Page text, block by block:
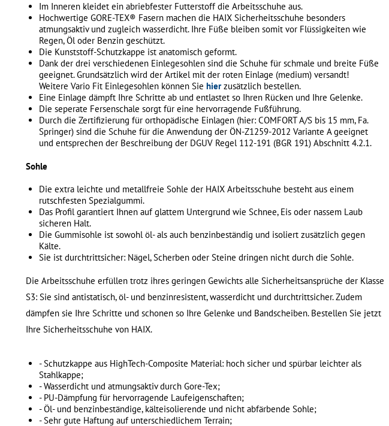
Im Inneren kleidet ein abriebfester Futterstoff die Arbeitsschuhe aus.
Hochwertige GORE-TEX® Fasern machen die HAIX Sicherheitsschuhe besonders
atmungsaktiv und zugleich wasserdicht. Ihre Füße bleiben somit vor Flüssigkeiten wie
Regen, Öl oder Benzin geschützt.
Die Kunststoff-Schutzkappe ist anatomisch geformt.
Dank der drei verschiedenen Einlegesohlen sind die Schuhe für schmale und breite Füße
geeignet. Grundsätzlich wird der Artikel mit der roten Einlage (medium) versandt!
Weitere Vario Fit Einlegesohlen können Sie hierzusätzlich bestellen.
Eine Einlage dämpft Ihre Schritte ab und entlastet so Ihren Rücken und Ihre Gelenke.
Die seperate Fersenschale sorgt für eine hervorragende Fußführung.
Durch die Zertifizierung für orthopädische Einlagen (hier: COMFORT A/S bis 15 mm, Fa.
Springer) sind die Schuhe für die Anwendung der ÖN-Z1259-2012 Variante A geeignet
und entsprechen der Beschreibung der DGUV Regel 112-191 (BGR 191) Abschnitt 4.2.1.
Sohle
Die extra leichte und metallfreie Sohle der HAIX Arbeitsschuhe besteht aus einem
rutschfesten Spezialgummi.
Das Profil garantiert Ihnen auf glattem Untergrund wie Schnee, Eis oder nassem Laub
sicheren Halt.
Die Gummisohle ist sowohl öl- als auch benzinbeständig und isoliert zusätzlich gegen
Kälte.
Sie ist durchtrittsicher: Nägel, Scherben oder Steine dringen nicht durch die Sohle.
Die Arbeitsschuhe erfüllen trotz ihres geringen Gewichts alle Sicherheitsansprüche der Klasse
S3: Sie sind antistatisch, öl- und benzinresistent, wasserdicht und durchtrittsicher. Zudem
dämpfen sie Ihre Schritte und schonen so Ihre Gelenke und Bandscheiben. Bestellen Sie jetzt
Ihre Sicherheitsschuhe von HAIX.
- Schutzkappe aus HighTech-Composite Material: hoch sicher und spürbar leichter als
Stahlkappe;
- Wasserdicht und atmungsaktiv durch Gore-Tex;
- PU-Dämpfung für hervorragende Laufeigenschaften;
- Öl- und benzinbeständige, kälteisolierende und nicht abfärbende Sohle;
- Sehr gute Haftung auf unterschiedlichem Terrain;